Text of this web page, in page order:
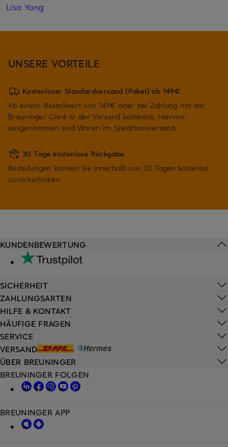
Lisa Yang
UNSERE VORTEILE
Kostenloser Standardversand (Paket) ab 149€
Ab einem Bestellwert von 149€ oder bei Zahlung mit der
Breuninger Card ist der Versand kostenlos. Hiervon
ausgenommen sind Waren im Speditionsversand.
30 Tage kostenlose Rückgabe
Bestellungen können Sie innerhalb von 30 Tagen kostenlos
zurückschicken.
HILFE & KONTAKT
HÄUFIGE FRAGEN
SERVICE
VERSAND
KUNDENBEWERTUNG
SICHERHEIT
ZAHLUNGSARTEN
ÜBER BREUNINGER
BREUNINGER FOLGEN
BREUNINGER APP